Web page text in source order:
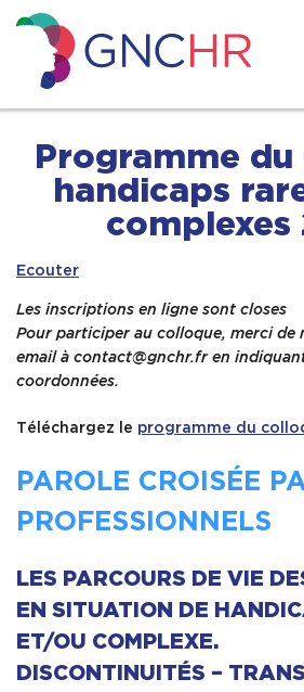
to
content
GNCHR
Accueil
Actualités
Nous connaitre
Handicaps rares
Formation
Programme
handicaps
complexes
Ecouter
Les inscriptions en ligne sont closes
Pour participer au colloque, merci de
email à contact@gnchr.fr en
coordonnées.
Téléchargez le programme du
PAROLE CROISÉE
PROFESSIONNELS
LES PARCOURS DE VIE
EN SITUATION DE
ET/OU COMPLEXE.
DISCONTINUITÉS –